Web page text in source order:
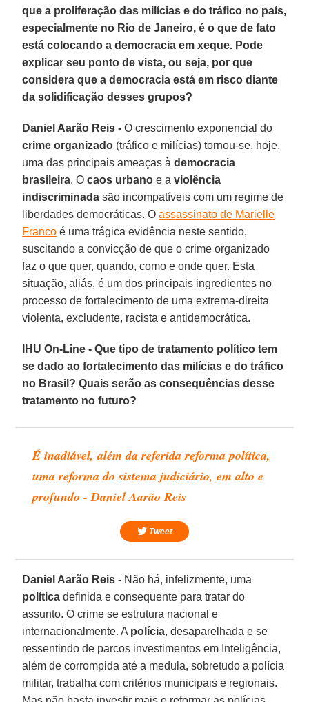
que a proliferação das milícias e do tráfico no país,
especialmente no Rio de Janeiro, é o que de fato
está colocando a democracia em xeque. Pode
explicar seu ponto de vista, ou seja, por que
considera que a democracia está em risco diante
da solidificação desses grupos?
Daniel Aarão Reis - O crescimento exponencial do
crime organizado (tráfico e milícias) tornou-se, hoje,
uma das principais ameaças àdemocracia
brasileira. Ocaos urbano e aviolência
indiscriminada são incompatíveis com um regime de
liberdades democráticas. Oassassinato de Marielle
Franco é uma trágica evidência neste sentido,
suscitando a convicção de que o crime organizado
faz o que quer, quando, como e onde quer. Esta
situação, aliás, é um dos principais ingredientes no
processo de fortalecimento de uma extrema-direita
violenta, excludente, racista e antidemocrática.
IHU On-Line - Que tipo de tratamento político tem
se dado ao fortalecimento das milícias e do tráfico
no Brasil? Quais serão as consequências desse
tratamento no futuro?
É inadiável, além da referida reforma política,
uma reforma do sistema judiciário, em alto e
profundo - Daniel Aarão Reis
Tweet
Daniel Aarão Reis - Não há, infelizmente, uma
política definida e consequente para tratar do
assunto. O crime se estrutura nacional e
internacionalmente. A polícia, desaparelhada e se
ressentindo de parcos investimentos em Inteligência,
além de corrompida até a medula, sobretudo a polícia
militar, trabalha com critérios municipais e regionais.